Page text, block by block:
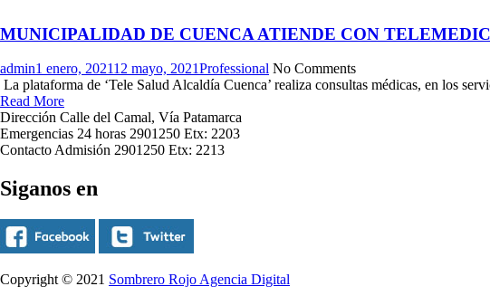
MUNICIPALIDAD DE CUENCA ATIENDE CON
admin1 enero, 202112 mayo, 2021Professional No Comments
La plataforma de ‘Tele Salud Alcaldía Cuenca’ realiza consultas médicas, en los
Read More
Dirección Calle del Camal, Vía Patamarca
Emergencias 24 horas 2901250 Etx: 2203
Contacto Admisión 2901250 Etx: 2213
Siganos en
Copyright © 2021 Sombrero Rojo Agencia Digital